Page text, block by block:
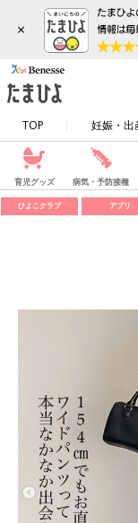
×
TOP 妊娠・出
育児グッズ 病気・予防接種
ひよこクラブ アプリ